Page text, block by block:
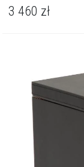
3 460 zł